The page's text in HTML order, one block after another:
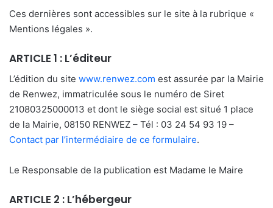
Ces dernières sont accessibles sur le site à la rubrique «
Mentions légales ».
ARTICLE 1 : L’éditeur
L’édition du site www.renwez.com est assurée par la Mairie
de Renwez, immatriculée sous le numéro de Siret
21080325000013 et dont le siège social est situé 1 place
de la Mairie, 08150 RENWEZ – Tél : 03 24 54 93 19 –
Contact par l’intermédiaire de ce formulaire.
Le Responsable de la publication est Madame le Maire
ARTICLE 2 : L’hébergeur